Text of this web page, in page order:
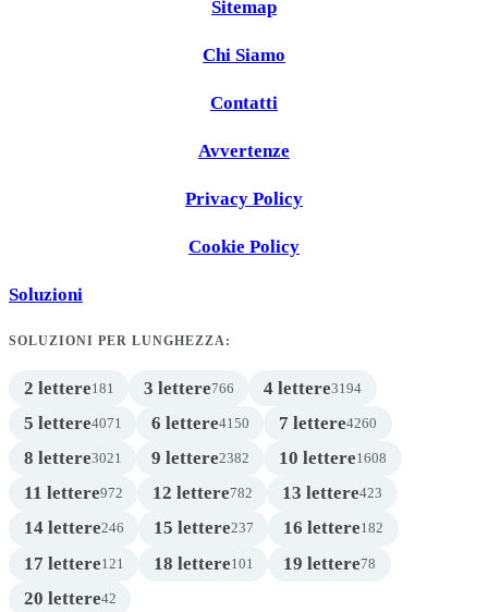
Sitemap
Chi Siamo
Contatti
Avvertenze
Privacy Policy
Cookie Policy
Soluzioni
SOLUZIONI PER LUNGHEZZA:
2 lettere181 3 lettere766 4 lettere3194
5 lettere4071 6 lettere4150 7 lettere4260
8 lettere3021 9 lettere2382 10 lettere1608
11 lettere972 12 lettere782 13 lettere423
14 lettere246 15 lettere237 16 lettere182
17 lettere121 18 lettere101 19 lettere78
20 lettere42